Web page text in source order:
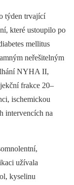
týden trvající
které ustoupilo po
mellitus
neřešitelným
NYHA II,
frakce 20–
ischemickou
intervencích na
užívala
kyselinu